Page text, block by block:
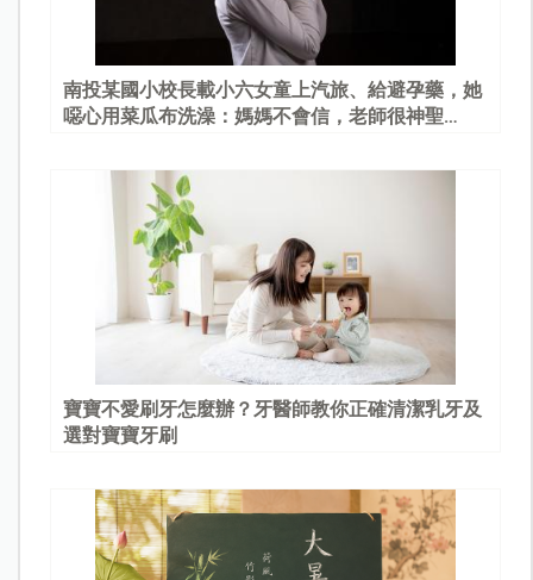
南投某國小校長載小六女童上汽旅、給避孕藥，她
噁心用菜瓜布洗澡：媽媽不會信，老師很神聖…
寶寶不愛刷牙怎麼辦？牙醫師教你正確清潔乳牙及
選對寶寶牙刷